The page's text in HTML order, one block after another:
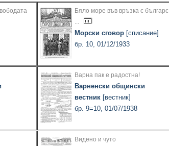
Бяло море във връзка с българс
...
Морски сговор [списание]
бр. 10, 01/12/1933
Варна пак е радостна!
Варненски общински
вестник [вестник]
бр. 9=10, 01/07/1938
Видено и чуто